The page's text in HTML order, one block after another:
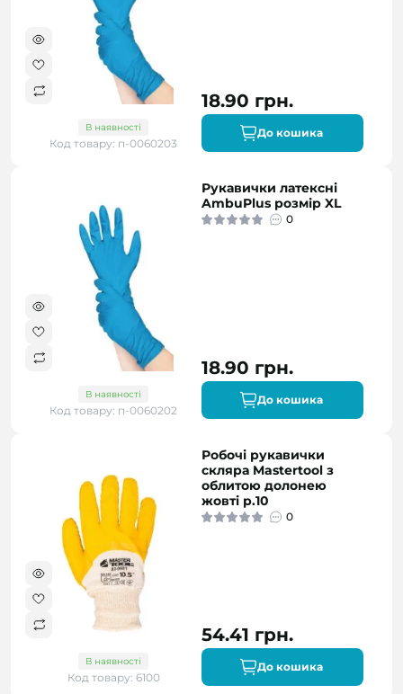
В наявності
Код товару: п-0060203
18.90 грн.
До кошика
В наявності
Код товару: п-0060202
Рукавички латексні
AmbuPlus розмір XL
0
18.90 грн.
До кошика
В наявності
Код товару: 6100
Робочі рукавички
скляра Mastertool з
облитою долонею
жовті р.10
0
54.41 грн.
До кошика